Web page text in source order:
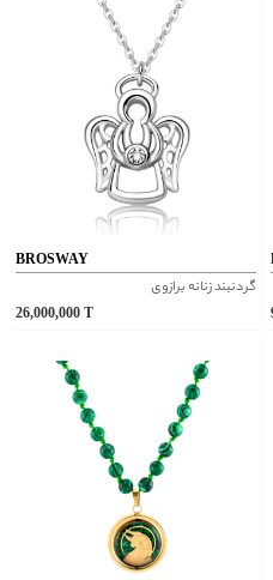
BROSWAY
گردنبند زنانه برازوی
26,000,000